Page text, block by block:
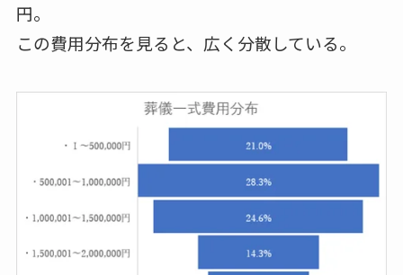
円。
この費用分布を見ると、広く分散している。